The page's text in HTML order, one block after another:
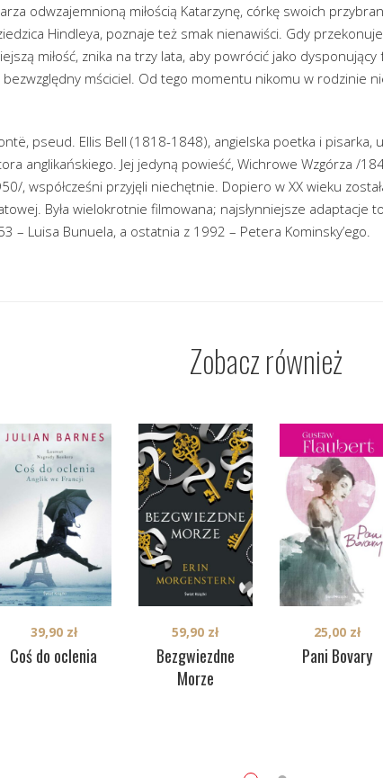
odwzajemnioną miłością Katarzynę, córkę swoich
Hindleya, poznaje też smak nienawiści. Gdy
miłość, znika na trzy lata, aby powrócić jako
mściciel. Od tego momentu nikomu w rodzinie
pseud. Ellis Bell (1818-1848), angielska poetka i pisarka,
anglikańskiego. Jej jedyną powieść, Wichrowe Wzgórza /
, współcześni przyjęli niechętnie. Dopiero w XX wieku
Była wielokrotnie filmowana; najsłynniejsze adaptacje
– Luisa Bunuela, a ostatnia z 1992 – Petera Kominsky’ego.
Zobacz również
Coś do oclenia
39,90 zł
Bezgwiezdne
Morze
59,90 zł
Pani Bovary
25,00 zł